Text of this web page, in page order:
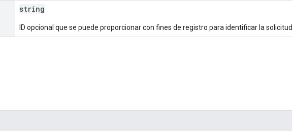
string
ID opcional que se puede proporcionar con fines de registro para identificar la solicitud.